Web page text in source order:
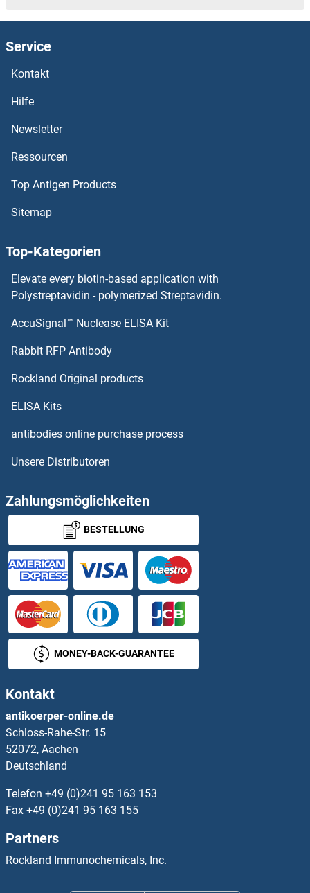
OR6C1 Antikörper
OR6B3 Antikörper
OR6B1 Antikörper
OR6A2 Antikörper
OR5W2 Antikörper
OR5T3 Antikörper
OR5T2 Antikörper
OR5T1 Antikörper
OR6N2 Antikörper
OR6P1 Antikörper
OR6Q1 Antikörper
OR6S1 Antikörper
OR6T1 Antikörper
OR6V1 Antikörper
OR6X1 Antikörper
OR7A10 Antikörper
OR7A5 Antikörper
OR7C1 Antikörper
OR7C2 Antikörper
OR7D4 Antikörper
OR7E24 Antikörper
Service
Kontakt
Hilfe
Newsletter
Ressourcen
Top Antigen Products
Sitemap
Top-Kategorien
Elevate every biotin-based application with
Polystreptavidin - polymerized Streptavidin.
AccuSignal™ Nuclease ELISA Kit
Rabbit RFP Antibody
Rockland Original products
ELISA Kits
antibodies online purchase process
Unsere Distributoren
Zahlungsmöglichkeiten
BESTELLUNG
MONEY-BACK-GUARANTEE
Kontakt
antikoerper-online.de
Schloss-Rahe-Str. 15
52072, Aachen
Deutschland
Telefon +49 (0)241 95 163 153
Fax +49 (0)241 95 163 155
Partners
Rockland Immunochemicals, Inc.